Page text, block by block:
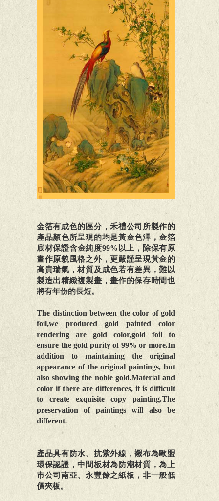
金箔有成色的區分，禾禮公司所製作的
產品顏色所呈現的均是黃金色澤，金箔
底材保證含金純度99%以上，除保有原
畫作原貌風格之外，更嚴謹呈現黃金的
高貴瑞氣，材質及成色若有差異，難以
製造出精緻複製畫，畫作的保存時間也
將有年份的長短。
The distinction between the color of gold
foil,we produced gold painted color
rendering are gold color,gold foil to
ensure the gold purity of 99% or more.In
addition to maintaining the original
appearance of the original paintings, but
also showing the noble gold.Material and
color if there are differences, it is difficult
to create exquisite copy painting.The
preservation of paintings will also be
different.
產品具有防水、抗紫外線，襯布為歐盟
環保認證，中間板材為防潮材質，為上
市公司南亞、永豐餘之紙板，非一般低
價夾板。